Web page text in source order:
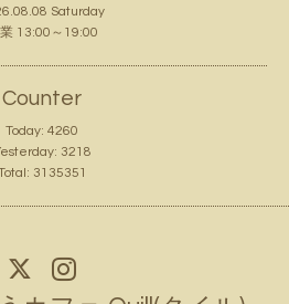
Saturday
13:00～19:00
Counter
Today: 4260
3218
3135351